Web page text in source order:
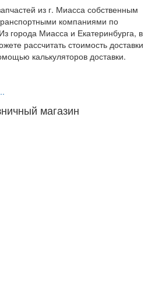
из г. Миасса собственным
компаниями по
города Миасса и Екатеринбурга, в
рассчитать стоимость доставки
калькуляторов доставки.
магазин